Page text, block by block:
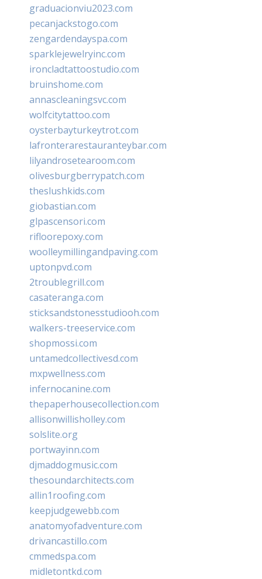
graduacionviu2023.com
pecanjackstogo.com
zengardendayspa.com
sparklejewelryinc.com
ironcladtattoostudio.com
bruinshome.com
annascleaningsvc.com
wolfcitytattoo.com
oysterbayturkeytrot.com
lafronterarestauranteybar.com
lilyandrosetearoom.com
olivesburgberrypatch.com
theslushkids.com
giobastian.com
glpascensori.com
rifloorepoxy.com
woolleymillingandpaving.com
uptonpvd.com
2troublegrill.com
casateranga.com
sticksandstonesstudiooh.com
walkers-treeservice.com
shopmossi.com
untamedcollectivesd.com
mxpwellness.com
infernocanine.com
thepaperhousecollection.com
allisonwillisholley.com
solslite.org
portwayinn.com
djmaddogmusic.com
thesoundarchitects.com
allin1roofing.com
keepjudgewebb.com
anatomyofadventure.com
drivancastillo.com
cmmedspa.com
midletontkd.com